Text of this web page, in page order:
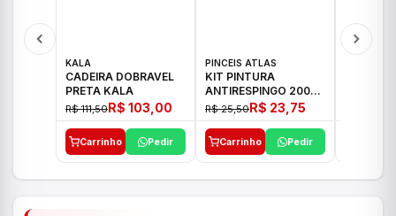
KALA
CADEIRA DOBRAVEL
PRETA KALA
R$ 111,50R$ 103,00
Carrinho Pedir
PINCEIS ATLAS
KIT PINTURA
ANTIRESPINGO 2003
ATLAS 03 PCS
R$ 25,50R$ 23,75
Carrinho Pedir